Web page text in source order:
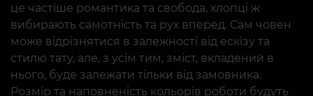
це частіше романтика та свобода, хлопці ж
вибирають самотність та рух вперед. Сам човен
може відрізнятися в залежності від ескізу та
стилю тату, але, з усім тим, зміст, вкладений в
нього, буде залежати тільки від замовника.
Розмір та наповненість кольорів роботи будуть